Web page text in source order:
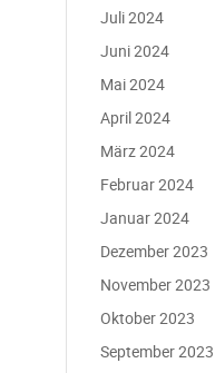
Juli 2024
Juni 2024
Mai 2024
April 2024
März 2024
Februar 2024
Januar 2024
Dezember 2023
November 2023
Oktober 2023
September 2023